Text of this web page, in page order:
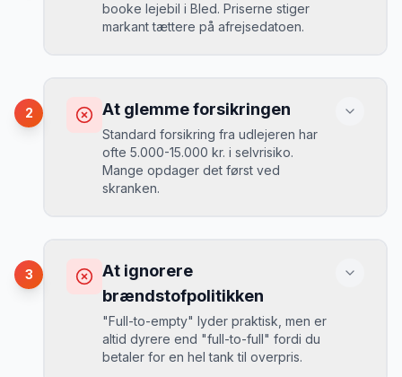
booke lejebil i Bled. Priserne stiger
markant tættere på afrejsedatoen.
Du betaler 30-50% mere, og de bedste
biler er udsolgt.
Løsning
MJ
Mikkels erfaring
“I august 2024 så jeg priserne i Bled
stige fra 189 kr/dag til 349 kr/dag på
bare 2 uger. Book tidligt! ”
2 At glemme forsikringen
Standard forsikring fra udlejeren har
ofte 5.000-15.000 kr. i selvrisiko.
Mange opdager det først ved
skranken.
Ved selv en mindre skade kan du blive
opkrævet tusindvis af kroner.
Løsning
Book altid med fuld kaskoforsikring uden
3
At ignorere
brændstofpolitikken
"Full-to-empty" lyder praktisk, men er
altid dyrere end "full-to-full" fordi du
betaler for en hel tank til overpris.